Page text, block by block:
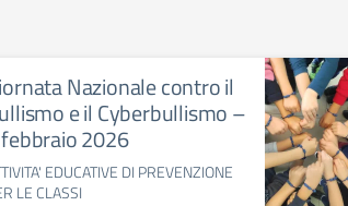
Nazionale contro il
e il Cyberbullismo –
2026
EDUCATIVE DI PREVENZIONE
LE CLASSI